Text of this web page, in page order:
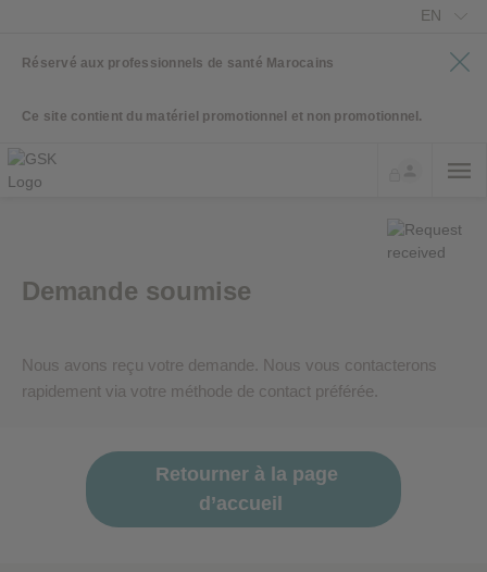
EN
Réservé aux professionnels de santé Marocains
Ce site contient du matériel promotionnel et non promotionnel.
Demande soumise
Nous avons reçu votre demande. Nous vous contacterons
rapidement via votre méthode de contact préférée.
Retourner à la page
d’accueil